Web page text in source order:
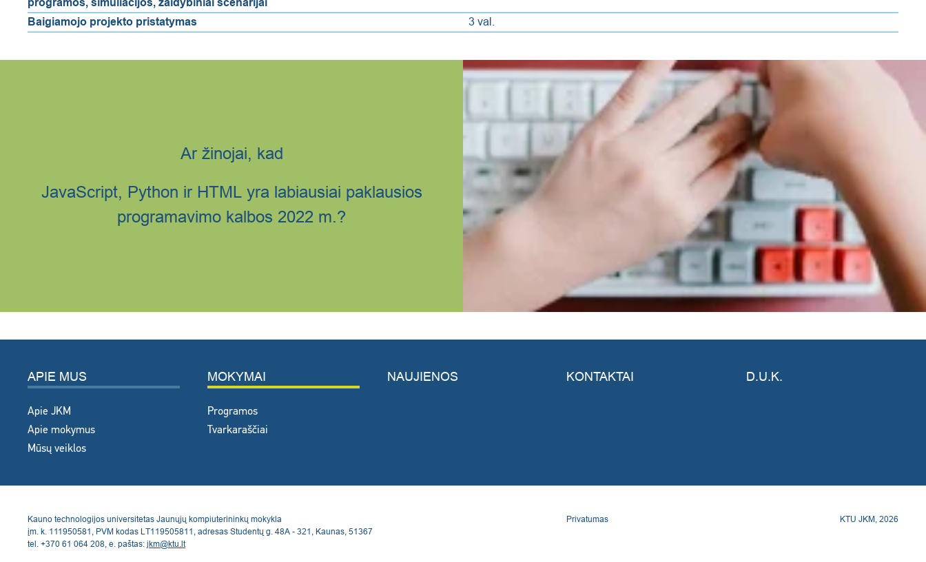
programos, simuliacijos, žaidybiniai scenarijai
Baigiamojo projekto pristatymas 3 val.
Ar žinojai, kad
JavaScript, Python ir HTML yra labiausiai paklausios
programavimo kalbos 2022 m.?
APIE MUS
Apie JKM
Apie mokymus
Mūsų veiklos
MOKYMAI
Programos
Tvarkaraščiai
NAUJIENOS KONTAKTAI D.U.K.
Kauno technologijos universitetas Jaunųjų kompiuterininkų mokykla
įm. k. 111950581, PVM kodas LT119505811, adresas Studentų g. 48A - 321, Kaunas, 51367
tel. +370 61 064 208, e. paštas: jkm@ktu.lt
Privatumas KTU JKM, 2026